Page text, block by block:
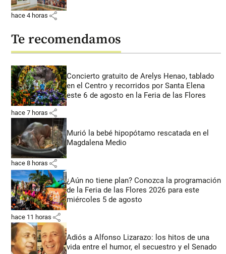
hace 4 horas share
Te recomendamos
Concierto gratuito de Arelys Henao, tablado
en el Centro y recorridos por Santa Elena
este 6 de agosto en la Feria de las Flores
hace 7 horas share
Murió la bebé hipopótamo rescatada en el
Magdalena Medio
hace 8 horas share
¿Aún no tiene plan? Conozca la programación
de la Feria de las Flores 2026 para este
miércoles 5 de agosto
hace 11 horas share
Adiós a Alfonso Lizarazo: los hitos de una
vida entre el humor, el secuestro y el Senado